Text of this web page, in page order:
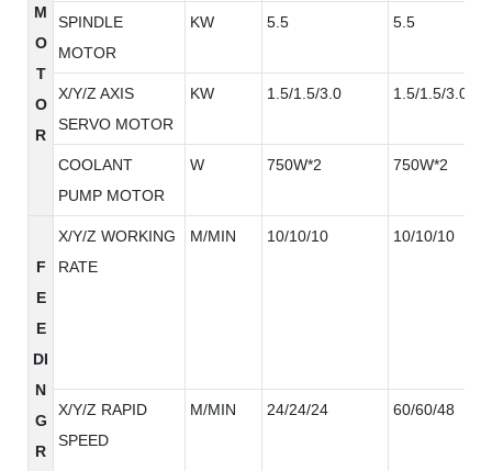
M
O
T
O
R
SPINDLE
MOTOR
KW 5.5 5.5
X/Y/Z AXIS
SERVO MOTOR
KW 1.5/1.5/3.0 1.5/1.5/3.0
COOLANT
PUMP MOTOR
W 750W*2 750W*2
F
E
E
DI
N
G
R
X/Y/Z WORKING
RATE
M/MIN 10/10/10 10/10/10
X/Y/Z RAPID
SPEED
M/MIN 24/24/24 60/60/48